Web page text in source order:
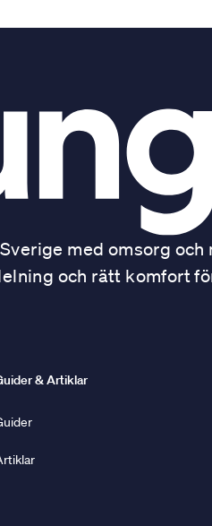
med omsorg
och rätt komfort
& Artiklar